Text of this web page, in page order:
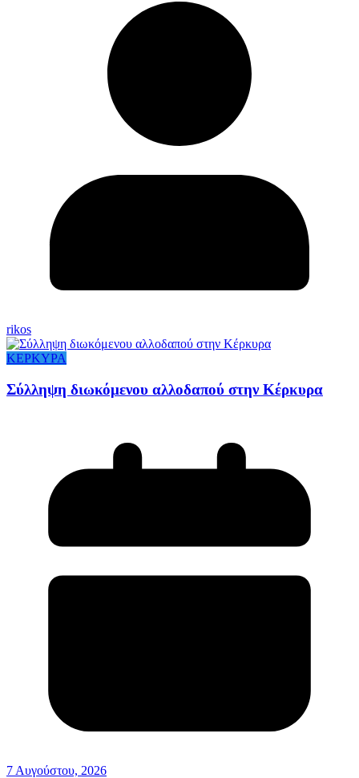
rikos
ΚΕΡΚΥΡΑ
Σύλληψη διωκόμενου αλλοδαπού στην Κέρκυρα
7 Αυγούστου, 2026